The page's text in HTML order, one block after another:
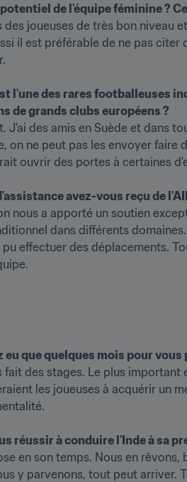
de l'équipe féminine ?
des joueuses de très bon niveau
il est préférable de ne pas citer
l'une des rares footballeuses
de grands clubs européens ?
J'ai des amis en Suède et dans
on ne peut pas les envoyer faire
ouvrir des portes à certaines
avez-vous reçu de
nous a apporté un soutien
dans différents
pu effectuer des déplacements.
eu que quelques mois pour
fait des stages. Le plus important
les joueuses à acquérir un
réussir à conduire l'Inde à sa
en son temps. Nous en
y parvenons, tout peut arriver.